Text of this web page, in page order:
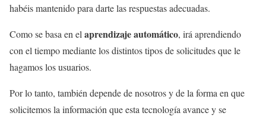
habéis mantenido para darte las respuestas adecuadas.
Como se basa en el aprendizaje automático, irá aprendiendo
con el tiempo mediante los distintos tipos de solicitudes que le
hagamos los usuarios.
Por lo tanto, también depende de nosotros y de la forma en que
solicitemos la información que esta tecnología avance y se